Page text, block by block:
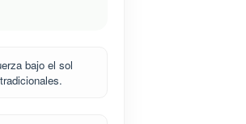
bajo el sol